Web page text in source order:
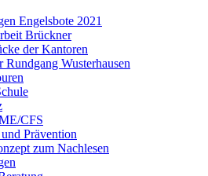
Engelsbote 2021
Brückner
der Kantoren
Rundgang Wusterhausen
CFS
Prävention
zum Nachlesen